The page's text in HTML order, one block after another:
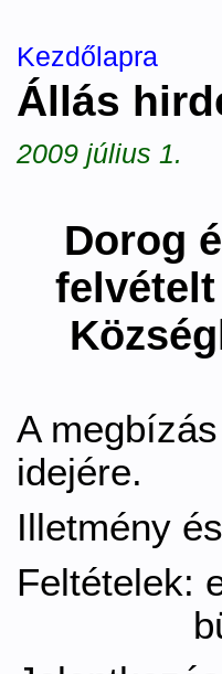
Kezdőlapra
Állás
2009 július 1.
Dorog
A
idejére.
Illetmény
Feltételek: